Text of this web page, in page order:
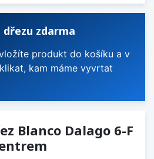
zdarma
produkt do košíku a v
kam máme vyvrtat
Blanco Dalago 6-F